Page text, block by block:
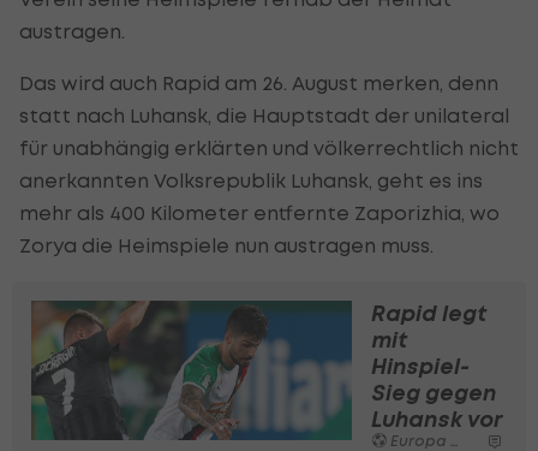
austragen.
Das wird auch Rapid am 26. August merken, denn
statt nach Luhansk, die Hauptstadt der unilateral
für unabhängig erklärten und völkerrechtlich nicht
anerkannten Volksrepublik Luhansk, geht es ins
mehr als 400 Kilometer entfernte Zaporizhia, wo
Zorya die Heimspiele nun austragen muss.
Rapid legt
mit
Hinspiel-
Sieg gegen
Luhansk vor
Europa League